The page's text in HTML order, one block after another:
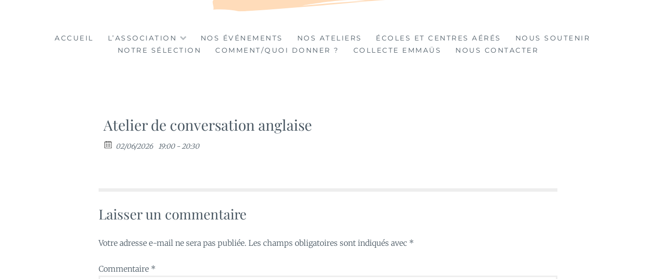
LA TABLE DES MATIÈRES
ACCUEIL L’ASSOCIATION NOS ÉVÉNEMENTS NOS ATELIERS ÉCOLES ET CENTRES AÉRÉS
NOUS SOUTENIR
NOTRE SÉLECTION
COMMENT/QUOI DONNER ? COLLECTE EMMAÜS NOUS CONTACTER
Atelier de conversation anglaise
02/06/2026 19:00 - 20:30
Laisser un commentaire
Votre adresse e-mail ne sera pas publiée. Les champs obligatoires sont indiqués avec *
Commentaire *